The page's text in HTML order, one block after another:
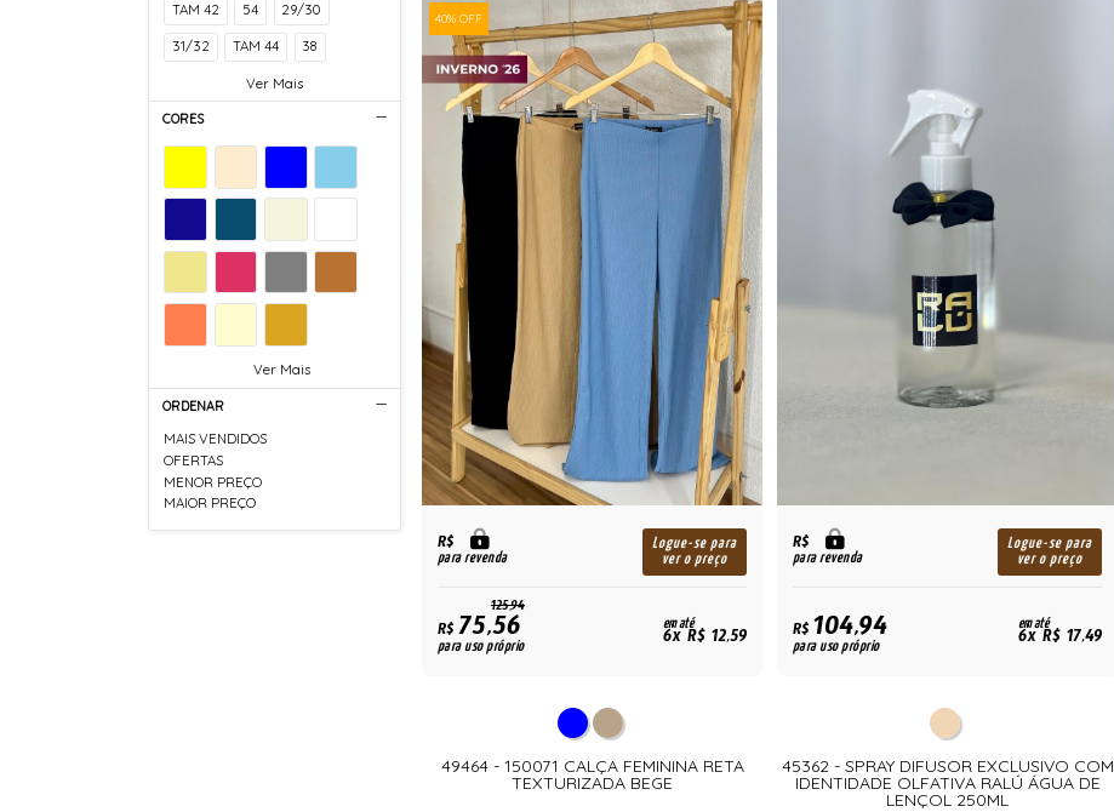
TAM 42 54 29/30
31/32 TAM 44 38
Ver Mais
CORES
Ver Mais
ORDENAR
MAIS VENDIDOS
OFERTAS
MENOR PREÇO
MAIOR PREÇO
40% OFF
R$
para revenda
Logue-se para
ver o preço
125,94
R$75,56
para uso próprio
em até
6x R$ 12,59
49464 - 150071 CALÇA FEMININA RETA
TEXTURIZADA BEGE
R$
para revenda
Logue-se para
ver o preço
R$104,94
para uso próprio
em até
6x R$ 17,49
45362 - SPRAY DIFUSOR EXCLUSIVO COM
IDENTIDADE OLFATIVA RALÚ ÁGUA DE
LENÇOL 250ML